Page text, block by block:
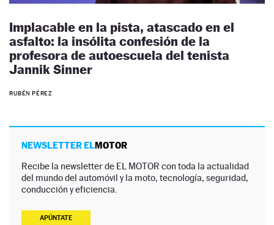
Implacable en la pista, atascado en el
asfalto: la insólita confesión de la
profesora de autoescuela del tenista
Jannik Sinner
RUBÉN PÉREZ
NEWSLETTER ELMOTOR
Recibe la newsletter de EL MOTOR con toda la actualidad
del mundo del automóvil y la moto, tecnología, seguridad,
conducción y eficiencia.
APÚNTATE